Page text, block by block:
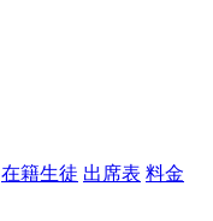
在籍生徒 出席表 料金